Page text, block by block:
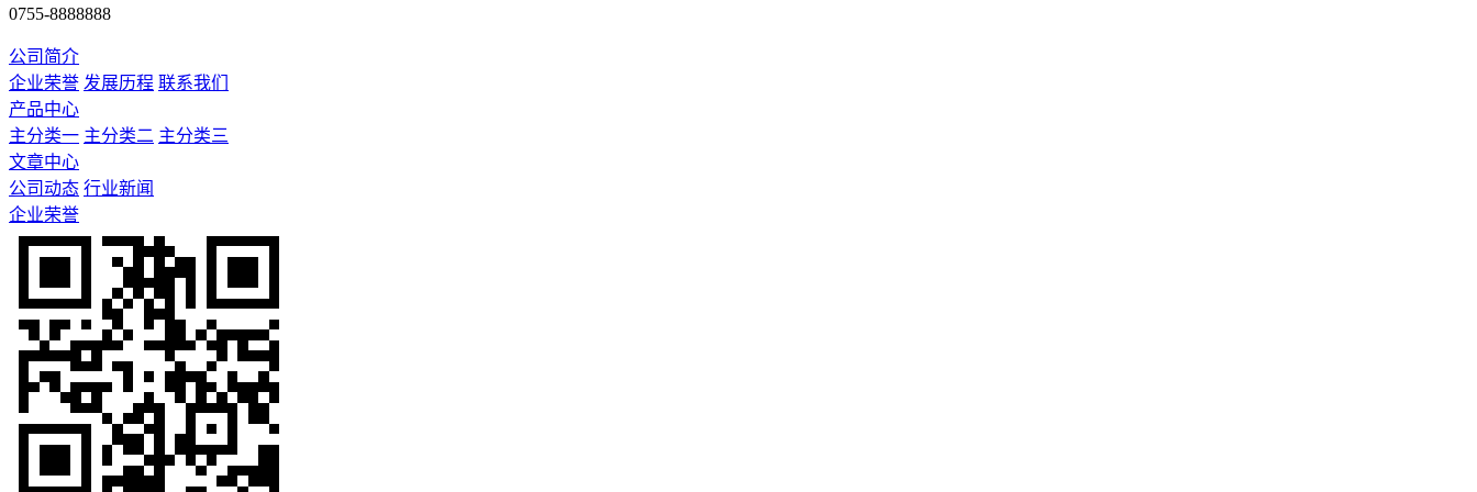
0755-8888888
公司简介
企业荣誉 发展历程 联系我们
产品中心
主分类一 主分类二 主分类三
文章中心
公司动态 行业新闻
企业荣誉